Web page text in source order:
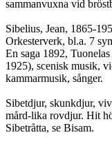
sammanvuxna vid
Sibelius, Jean, 1865-
Orkesterverk, bl.a. 7
En saga 1892,
1925), scenisk musik,
kammarmusik, sånger.
Sibetdjur, skunkdjur,
mård-lika rovdjur. Hit
Sibetråtta, se Bisam.